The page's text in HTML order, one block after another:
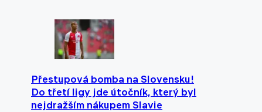
Přestupová bomba na Slovensku!
Do třetí ligy jde útočník, který byl
nejdražším nákupem Slavie